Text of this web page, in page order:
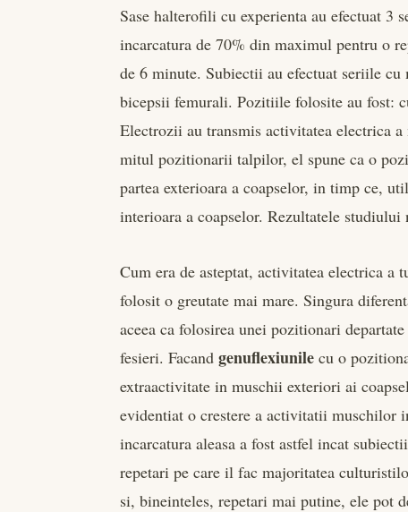
Sase halterofili cu experienta au efectuat
incarcatura de 70% din maximul pentru o
de 6 minute. Subiectii au efectuat seriile
bicepsii femurali. Pozitiile folosite au fost:
Electrozii au transmis activitatea electrica
mitul pozitionarii talpilor, el spune ca o
partea exterioara a coapselor, in timp ce,
interioara a coapselor. Rezultatele
Cum era de asteptat, activitatea electrica a
folosit o greutate mai mare. Singura
aceea ca folosirea unei pozitionari
fesieri. Facandgenuflexiunile cu o
extraactivitate in muschii exteriori ai
evidentiat o crestere a activitatii muschilor
incarcatura aleasa a fost astfel incat
repetari pe care il fac majoritatea
si, bineinteles, repetari mai putine, ele pot